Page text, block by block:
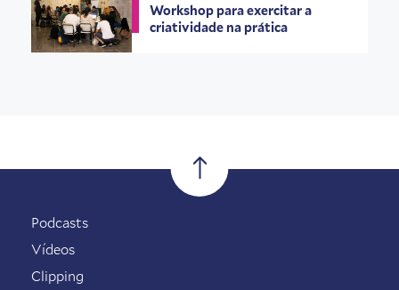
Workshop para exercitar a
criatividade na prática
Podcasts
Vídeos
Clipping